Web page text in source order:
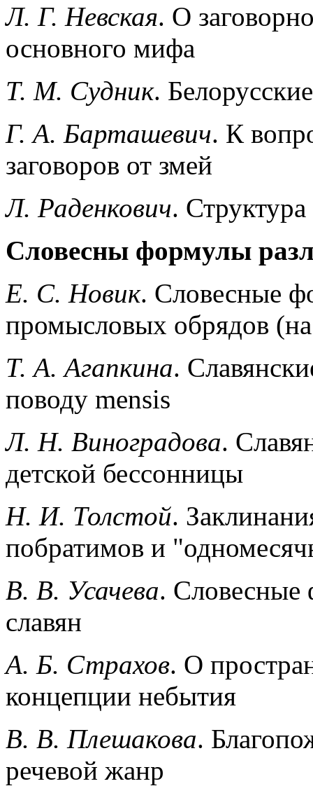
Л. Г. Невская. О
основного мифа
Т. М. Судник.
Г. А. Барташевич. К
заговоров от змей
Л. Раденкович.
Словесны формулы
Е. С. Новик. Словесные
промысловых обрядов
Т. А. Агапкина.
поводу mensis
Л. H. Виноградова.
детской бессонницы
Н. И. Толстой.
побратимов и
В. В. Усачева. Словесные
славян
A. Б. Страхов. О
концепции небытия
B. В. Плешакова.
речевой жанр